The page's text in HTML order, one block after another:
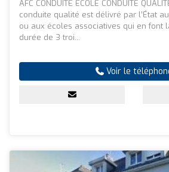
AFC CONDUITE ÉCOLE CONDUITE
conduite qualité est délivré par l’État
ou aux écoles associatives qui en font
durée de 3 troi...
Voir le